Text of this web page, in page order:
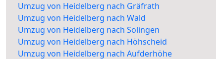
Umzug von Heidelberg nach Gräfrath
Umzug von Heidelberg nach Wald
Umzug von Heidelberg nach Solingen
Umzug von Heidelberg nach Höhscheid
Umzug von Heidelberg nach Aufderhöhe